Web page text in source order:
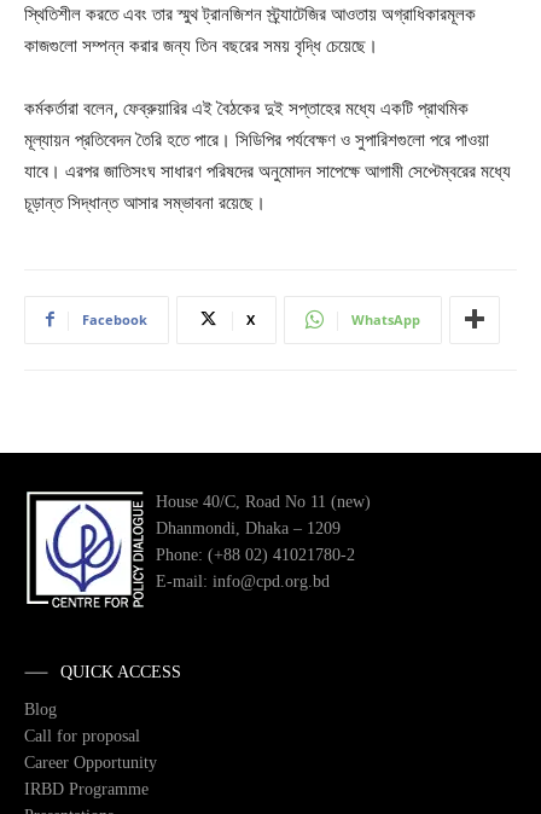
স্থিতিশীল করতে এবং তার স্মুথ ট্রানজিশন স্ট্র্যাটেজির আওতায় অগ্রাধিকারমূলক
কাজগুলো সম্পন্ন করার জন্য তিন বছরের সময় বৃদ্ধি চেয়েছে।
কর্মকর্তারা বলেন, ফেব্রুয়ারির এই বৈঠকের দুই সপ্তাহের মধ্যে একটি প্রাথমিক
মূল্যায়ন প্রতিবেদন তৈরি হতে পারে। সিডিপির পর্যবেক্ষণ ও সুপারিশগুলো পরে পাওয়া
যাবে। এরপর জাতিসংঘ সাধারণ পরিষদের অনুমোদন সাপেক্ষে আগামী সেপ্টেম্বরের মধ্যে
চূড়ান্ত সিদ্ধান্ত আসার সম্ভাবনা রয়েছে।
Facebook X WhatsApp
House 40/C, Road No 11 (new)
Dhanmondi, Dhaka – 1209
Phone: (+88 02) 41021780-2
E-mail: info@cpd.org.bd
QUICK ACCESS
Blog
Call for proposal
Career Opportunity
IRBD Programme